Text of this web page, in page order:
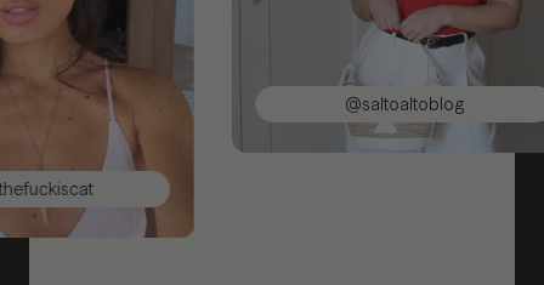
@saltoaltoblog